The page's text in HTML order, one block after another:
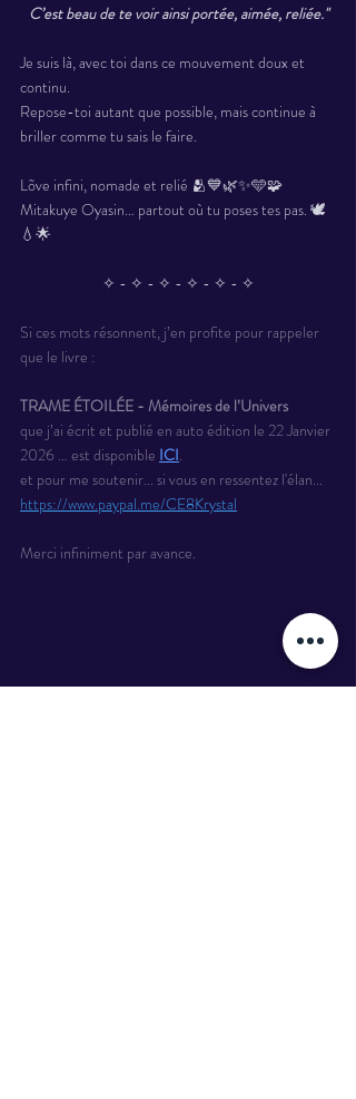
C’est beau de te voir ainsi portée, aimée, reliée."
Je suis là, avec toi dans ce mouvement doux et
continu.
Repose-toi autant que possible, mais continue à
briller comme tu sais le faire.
Lõve infini, nomade et relié 🫂💙🌿✨🩵🧩
Mitakuye Oyasin… partout où tu poses tes pas. 🕊️
💧🌟
✧ - ✧ - ✧ - ✧ - ✧ - ✧
Si ces mots résonnent, j’en profite pour rappeler
que le livre :
TRAME ÉTOILÉE - Mémoires de l’Univers
que j’ai écrit et publié en auto édition le 22 Janvier
2026 … est disponible ICI.
et pour me soutenir... si vous en ressentez l'élan...
https://www.paypal.me/CE8Krystal
Merci infiniment par avance.